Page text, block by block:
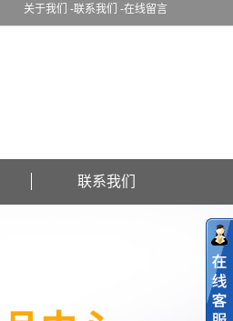
关于我们 -联系我们 -在线留言
联系我们